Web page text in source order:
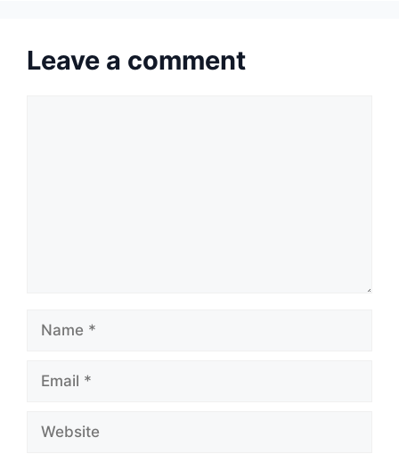
Leave a comment
Name
Email
Website